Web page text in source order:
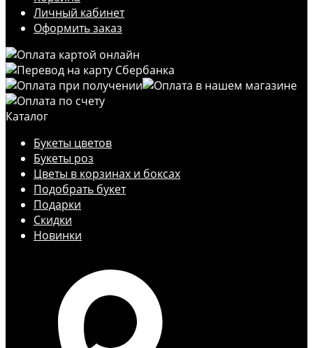
Личный кабинет
Оформить заказ
Каталог
Букеты цветов
Букеты роз
Цветы в корзинах и боксах
Подобрать букет
Подарки
Скидки
Новинки